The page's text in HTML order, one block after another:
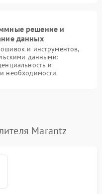
решение и
данных
и инструментов,
данными:
и
необходимости
Marantz